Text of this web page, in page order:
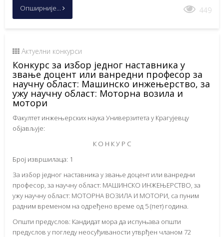
Опширније... 449
Актуелни конкурси
Конкурс за избор једног наставника у
звање доцент или ванредни професор за
научну област: Машинско инжењерство, за
ужу научну област: Моторна возила и
мотори
Факултет инжењерских наука Универзитета у Крагујевцу
објављује:
К О Н К У Р С
Број извршилаца: 1
За избор једног наставника у звање доцент или ванредни
професор, за научну област: МАШИНСКО ИНЖЕЊЕРСТВО, за
ужу научну област: МОТОРНА ВОЗИЛА И МОТОРИ, са пуним
радним временом на одређено време од 5 (пет) година.
Општи предуслов: Кандидат мора да испуњава општи
предуслов у погледу неосуђиваности утврђен чланом 72